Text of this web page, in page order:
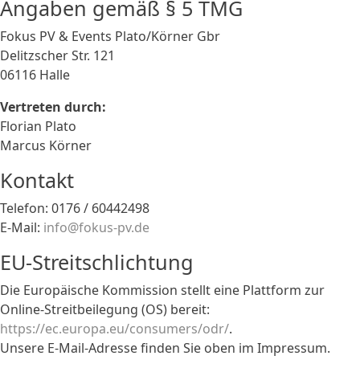
Angaben gemäß § 5 TMG
Fokus PV & Events Plato/Körner Gbr
Delitzscher Str. 121
06116 Halle
Vertreten durch:
Florian Plato
Marcus Körner
Kontakt
Telefon: 0176 / 60442498
E-Mail: info@fokus-pv.de
EU-Streitschlichtung
Die Europäische Kommission stellt eine Plattform zur
Online-Streitbeilegung (OS) bereit:
https://ec.europa.eu/consumers/odr/.
Unsere E-Mail-Adresse finden Sie oben im Impressum.